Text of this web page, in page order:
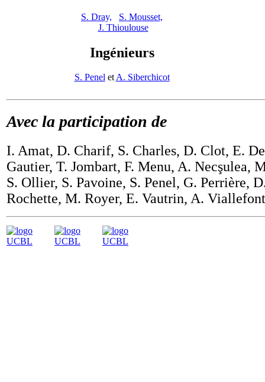
S. Dray,
S. Mousset,
J. Thioulouse
Ingénieurs
S. PeneletA. Siberchicot
Avec la participation de
I. Amat, D. Charif, S. Charles, D. Clot, E.
Gautier, T. Jombart, F. Menu, A. Necşulea,
S. Ollier, S. Pavoine, S. Penel, G. Perrière,
Rochette, M. Royer, E. Vautrin, A.